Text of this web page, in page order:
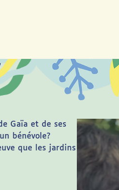
Gaïa et de ses
bénévole?
que les jardins